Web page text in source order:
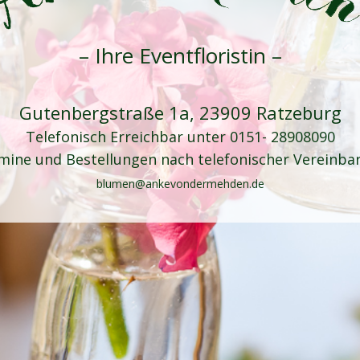
– Ihre Eventfloristin –
Gutenbergstraße 1a, 23909 Ratzeburg
Telefonisch Erreichbar unter0151- 28908090
und Bestellungen nach telefonischer
blumen@ankevondermehden.de